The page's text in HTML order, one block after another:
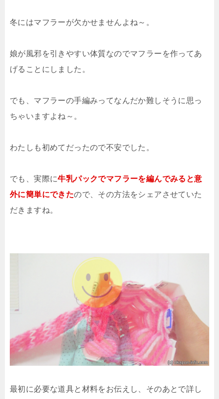
冬にはマフラーが欠かせませんよね～。
娘が風邪を引きやすい体質なのでマフラーを作ってあ
げることにしました。
でも、マフラーの手編みってなんだか難しそうに思っ
ちゃいますよね～。
わたしも初めてだったので不安でした。
でも、実際に牛乳パックでマフラーを編んでみると意
外に簡単にできたので、その方法をシェアさせていた
だきますね。
最初に必要な道具と材料をお伝えし、そのあとで詳し